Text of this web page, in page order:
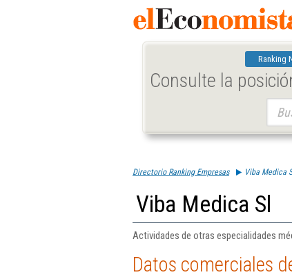
Ranking
Consulte la
Directorio Ranking Empresas Viba Medica
Viba Medica Sl
Actividades de otras especialidades
Datos comerciales